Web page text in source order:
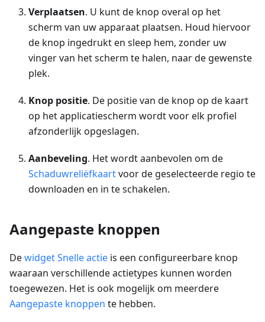
Verplaatsen. U kunt de knop overal op het
scherm van uw apparaat plaatsen. Houd hiervoor
de knop ingedrukt en sleep hem, zonder uw
vinger van het scherm te halen, naar de gewenste
plek.
Knop positie. De positie van de knop op de kaart
op het applicatiescherm wordt voor elk profiel
afzonderlijk opgeslagen.
Aanbeveling. Het wordt aanbevolen om de
Schaduwreliëfkaartvoor de geselecteerde regio te
downloaden en in te schakelen.
Aangepaste knoppen
Dewidget Snelle actie is een configureerbare knop
waaraan verschillende actietypes kunnen worden
toegewezen. Het is ook mogelijk om meerdere
Aangepaste knoppen te hebben.